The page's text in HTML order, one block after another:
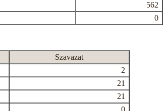
562
0
Szavazat
2
21
21
0